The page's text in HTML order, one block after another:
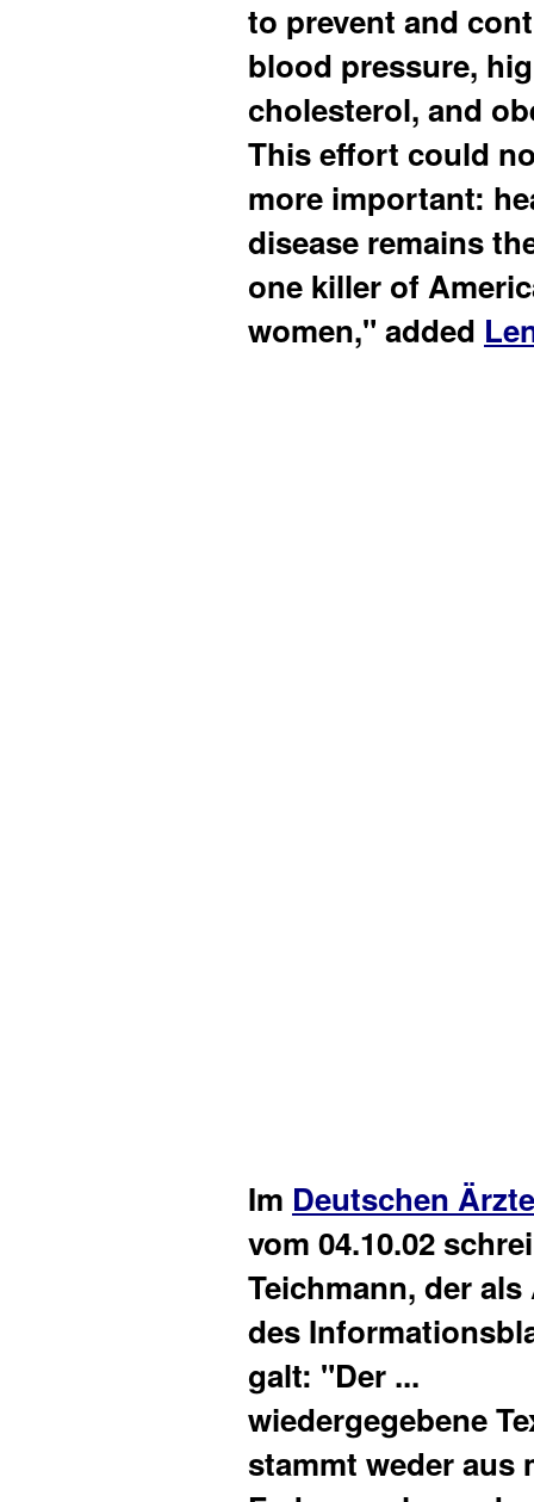
to prevent and
blood pressure,
cholesterol, and
This effort could
more important:
disease remains
one killer of
women," added
Im Deutschen
vom 04.10.02
Teichmann, der
des
galt: "Der ...
wiedergegebene
stammt weder aus